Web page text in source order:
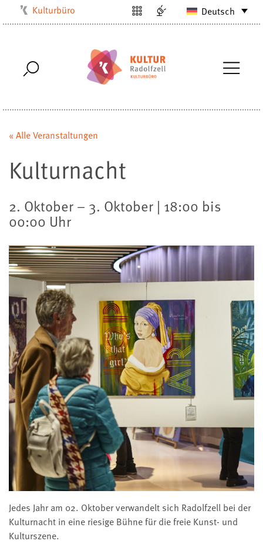
Kulturbüro
Stadtarchiv
Stadtbibliothek
Villa Bosch
Deutsch
« Alle Veranstaltungen
Kulturnacht
2. Oktober – 3. Oktober | 18:00 bis
00:00 Uhr
Jedes Jahr am 02. Oktober verwandelt sich Radolfzell bei der
Kulturnacht in eine riesige Bühne für die freie Kunst- und
Kulturszene.